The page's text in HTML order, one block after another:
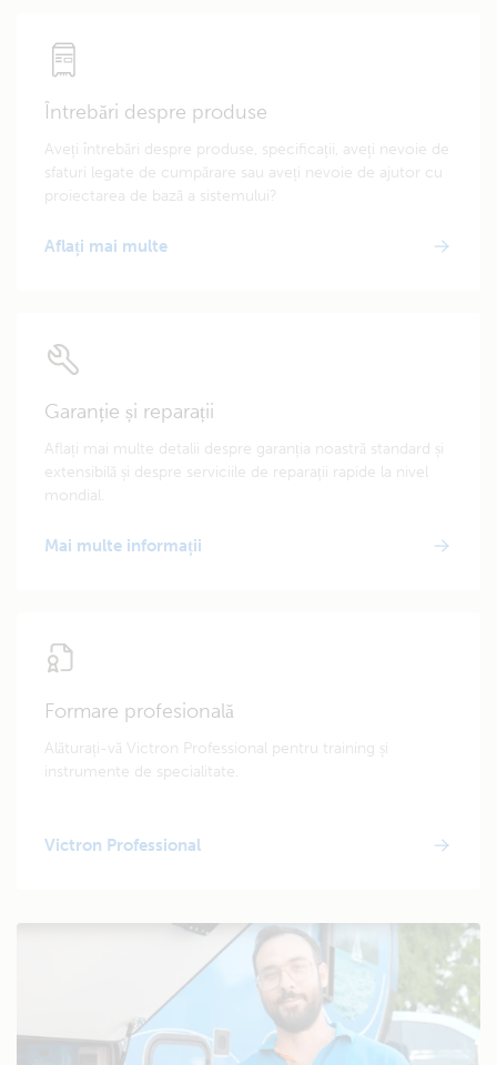
Întrebări despre produse
Aveți întrebări despre produse, specificații, aveți nevoie de
sfaturi legate de cumpărare sau aveți nevoie de ajutor cu
proiectarea de bază a sistemului?
Aflați mai multe
Garanție și reparații
Aflați mai multe detalii despre garanția noastră standard și
extensibilă și despre serviciile de reparații rapide la nivel
mondial.
Mai multe informații
Formare profesională
Alăturați-vă Victron Professional pentru training și
instrumente de specialitate.
Victron Professional